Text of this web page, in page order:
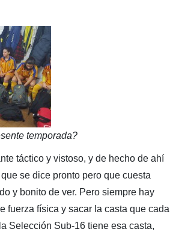
temporada?
táctico y vistoso, y de hecho de ahí
se dice pronto pero que cuesta
y bonito de ver. Pero siempre hay
fuerza física y sacar la casta que cada
Selección Sub-16 tiene esa casta,